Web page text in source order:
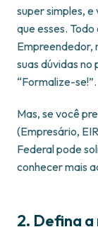
super simples,
que esses.
Empreendedor,
suas dúvidas
“Formalize-se!”.
Mas, se você
(Empresário,
Federal pode
conhecer mais
2. Defina